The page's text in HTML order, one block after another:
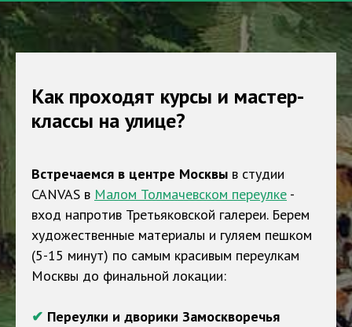
Как проходят курсы и мастер-
классы на улице?
Встречаемся в центре Москвы в студии
CANVAS в Малом Толмачевском переулке -
вход напротив Третьяковской галереи. Берем
художественные материалы и гуляем пешком
(5-15 минут) по самым красивым переулкам
Москвы до финальной локации:
✔ Переулки и дворики Замоскворечья